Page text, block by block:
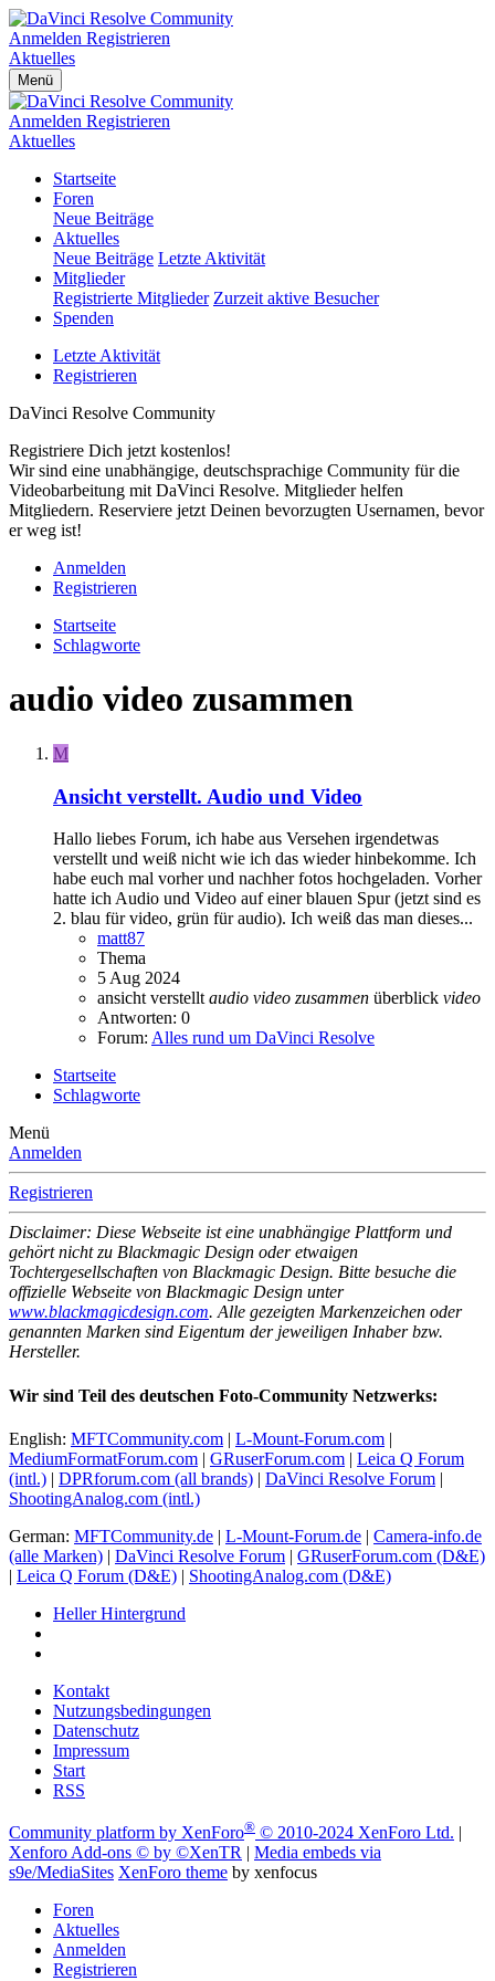
Anmelden Registrieren
Aktuelles
Menü
Anmelden Registrieren
Aktuelles
Startseite
Foren
Neue Beiträge
Aktuelles
Neue Beiträge Letzte Aktivität
Mitglieder
Registrierte Mitglieder Zurzeit aktive Besucher
Spenden
Letzte Aktivität
Registrieren
DaVinci Resolve Community
Registriere Dich jetzt kostenlos!
Wir sind eine unabhängige, deutschsprachige Community für die
Videobarbeitung mit DaVinci Resolve. Mitglieder helfen
Mitgliedern. Reserviere jetzt Deinen bevorzugten Usernamen, bevor
er weg ist!
Anmelden
Registrieren
Startseite
Schlagworte
audio video zusammen
M
Ansicht verstellt. Audio und Video
Hallo liebes Forum, ich habe aus Versehen irgendetwas
verstellt und weiß nicht wie ich das wieder hinbekomme. Ich
habe euch mal vorher und nachher fotos hochgeladen. Vorher
hatte ich Audio und Video auf einer blauen Spur (jetzt sind es
2. blau für video, grün für audio). Ich weiß das man dieses...
matt87
Thema
5 Aug 2024
ansicht verstellt audio video zusammen überblick video
Antworten: 0
Forum: Alles rund um DaVinci Resolve
Startseite
Schlagworte
Menü
Anmelden
Registrieren
Disclaimer: Diese Webseite ist eine unabhängige Plattform und
gehört nicht zu Blackmagic Design oder etwaigen
Tochtergesellschaften von Blackmagic Design. Bitte besuche die
offizielle Webseite von Blackmagic Design unter
www.blackmagicdesign.com. Alle gezeigten Markenzeichen oder
genannten Marken sind Eigentum der jeweiligen Inhaber bzw.
Hersteller.
Wir sind Teil des deutschen Foto-Community Netzwerks:
English: MFTCommunity.com | L-Mount-Forum.com |
MediumFormatForum.com | GRuserForum.com | Leica Q Forum
(intl.) | DPRforum.com (all brands) | DaVinci Resolve Forum |
ShootingAnalog.com (intl.)
German: MFTCommunity.de | L-Mount-Forum.de | Camera-info.de
(alle Marken) | DaVinci Resolve Forum | GRuserForum.com (D&E)
| Leica Q Forum (D&E) | ShootingAnalog.com (D&E)
Heller Hintergrund
Kontakt
Nutzungsbedingungen
Datenschutz
Impressum
Start
RSS
Community platform by XenForo® © 2010-2024 XenForo Ltd. |
Xenforo Add-ons © by ©XenTR | Media embeds via
s9e/MediaSites XenForo theme by xenfocus
Foren
Aktuelles
Anmelden
Registrieren